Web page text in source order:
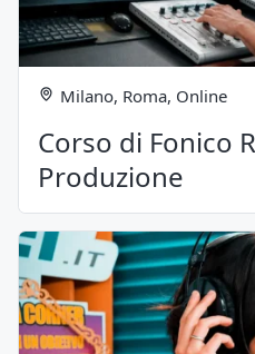
Milano, Roma, Online
Corso di Fonico
Produzione